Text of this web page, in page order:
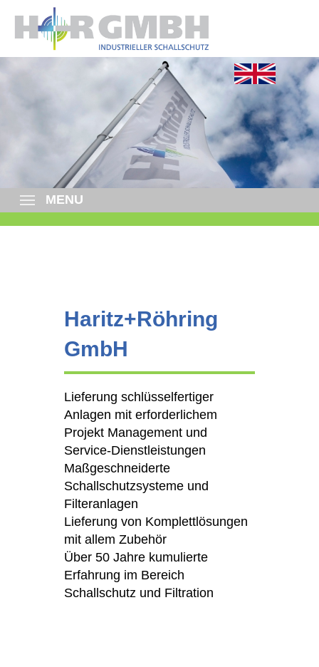
MENU
Haritz+Röhring
GmbH
Lieferung schlüsselfertiger
Anlagen mit erforderlichem
Projekt Management und
Service-Dienstleistungen
Maßgeschneiderte
Schallschutzsysteme und
Filteranlagen
Lieferung von Komplettlösungen
mit allem Zubehör
Über 50 Jahre kumulierte
Erfahrung im Bereich
Schallschutz und Filtration